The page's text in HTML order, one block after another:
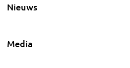
Nieuws
Media